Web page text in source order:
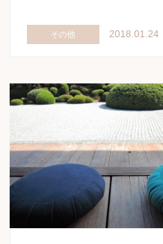
その他 2018.01.24